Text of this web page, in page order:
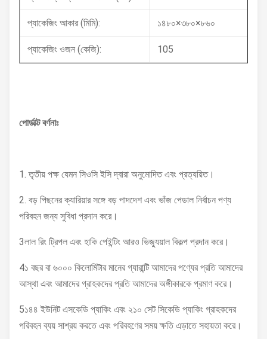
প্যাকেজিং আকার (মিমি): ১৪৮০×৩৮০×৮৬০
প্যাকেজিং ওজন (কেজি): 105
পোর্ডাক্ট বর্ণনাঃ
1. তৃতীয় পক্ষ যেমন সিওসি ইসি দ্বারা অনুমোদিত এবং প্রত্যয়িত।
2. বড় পিছনের ক্যারিয়ার সঙ্গে বড় পাদদেশ এবং ভাঁজ পেডাল নির্বাচন পণ্য
পরিবহন জন্য সুবিধা প্রদান করে।
3লাল রিং ট্রিপল এবং হাকি পেইন্টিং আরও ভিজ্যুয়াল বিকল্প প্রদান করে।
4১ বছর বা ৬০০০ কিলোমিটার মানের গ্যারান্টি আমাদের পণ্যের প্রতি আমাদের
আস্থা এবং আমাদের গ্রাহকদের প্রতি আমাদের অঙ্গীকারকে প্রমাণ করে।
5১৪৪ ইউনিট এসকেডি প্যাকিং এবং ২১০ সেট সিকেডি প্যাকিং গ্রাহকদের
পরিবহন ব্যয় সাশ্রয় করতে এবং পরিবহণের সময় ক্ষতি এড়াতে সহায়তা করে।